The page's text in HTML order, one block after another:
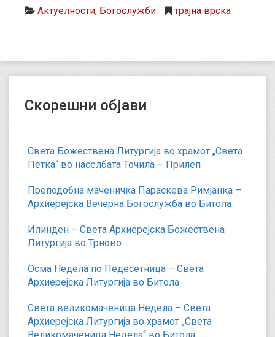
Актуелности, Богослужби трајна врска
Скорешни објави
Света Божествена Литургија во храмот „Света
Петка“ во населбата Точила – Прилеп
Преподобна маченичка Параскева Римјанка –
Архиерејска Вечерна Богослужба во Битола
Илинден – Света Архиерејска Божествена
Литургија во Трново
Осма Недела по Педесетница – Света
Архиерејска Литургија во Битола
Света великомаченица Недела – Света
Архиерејска Литургија во храмот „Света